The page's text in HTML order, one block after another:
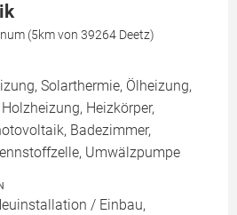
(5km von 39264 Deetz)
Solarthermie, Ölheizung,
Heizkörper,
Badezimmer,
Umwälzpumpe
/ Einbau,